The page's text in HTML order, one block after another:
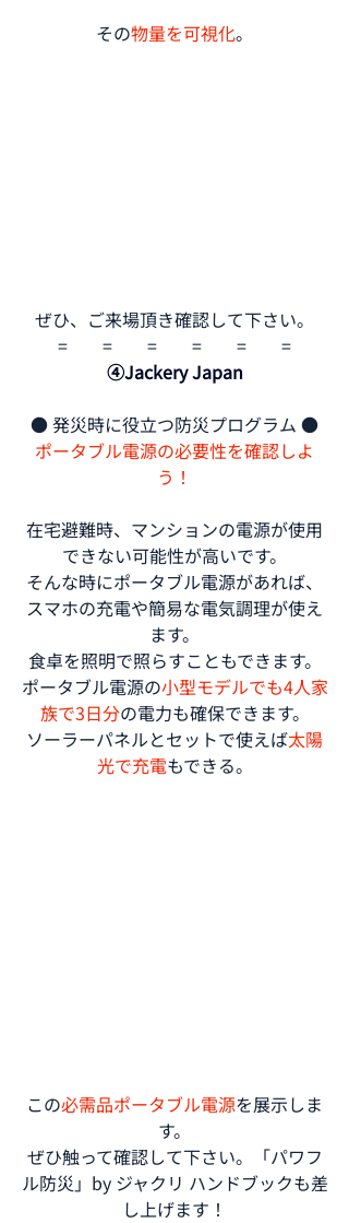
その物量を可視化。
ぜひ、ご来場頂き確認して下さい。
=　　=　　=　　=　　=　　=
④Jackery Japan
● 発災時に役立つ防災プログラム ●
ポータブル電源の必要性を確認しよ
う！
在宅避難時、マンションの電源が使用
できない可能性が高いです。
そんな時にポータブル電源があれば、
スマホの充電や簡易な電気調理が使え
ます。
食卓を照明で照らすこともできます。
ポータブル電源の小型モデルでも4人家
族で3日分の電力も確保できます。
ソーラーパネルとセットで使えば太陽
光で充電もできる。
この必需品ポータブル電源を展示しま
す。
ぜひ触って確認して下さい。「パワフ
ル防災」by ジャクリ ハンドブックも差
し上げます！